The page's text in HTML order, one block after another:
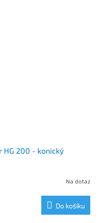
HG 200 - konický
Na dotaz
Do košíku